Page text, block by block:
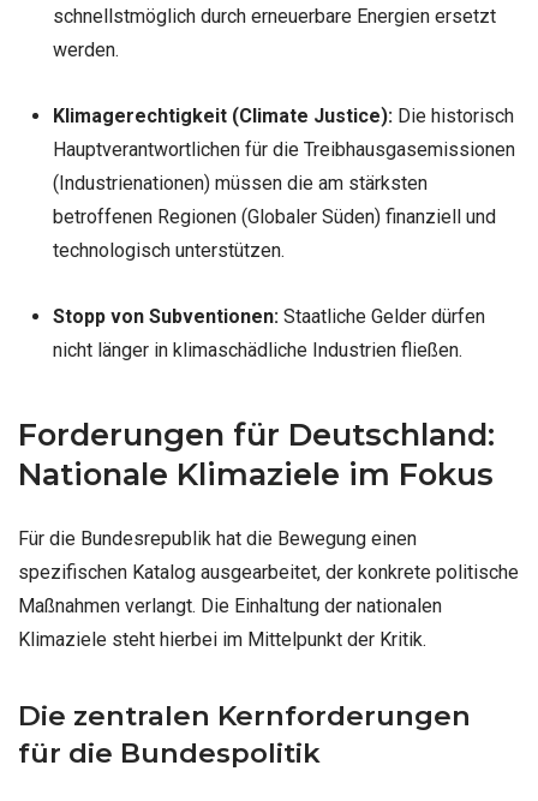
schnellstmöglich durch erneuerbare Energien ersetzt
werden.
Klimagerechtigkeit (Climate Justice):Die historisch
Hauptverantwortlichen für die Treibhausgasemissionen
(Industrienationen) müssen die am stärksten
betroffenen Regionen (Globaler Süden) finanziell und
technologisch unterstützen.
Stopp von Subventionen:Staatliche Gelder dürfen
nicht länger in klimaschädliche Industrien fließen.
Forderungen für Deutschland:
Nationale Klimaziele im Fokus
Für die Bundesrepublik hat die Bewegung einen
spezifischen Katalog ausgearbeitet, der konkrete politische
Maßnahmen verlangt. Die Einhaltung der nationalen
Klimaziele steht hierbei im Mittelpunkt der Kritik.
Die zentralen Kernforderungen
für die Bundespolitik